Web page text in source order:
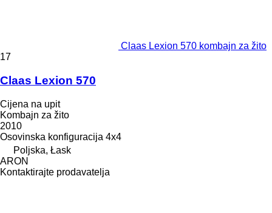
Claas Lexion 570 kombajn za žito
17
Claas Lexion 570
Cijena na upit
Kombajn za žito
2010
Osovinska konfiguracija 4x4
Poljska, Łask
ARON
Kontaktirajte prodavatelja